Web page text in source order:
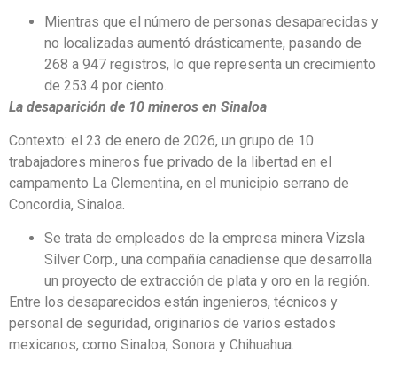
Mientras que el número de personas desaparecidas y
no localizadas aumentó drásticamente, pasando de
268 a 947 registros, lo que representa un crecimiento
de 253.4 por ciento.
La desaparición de 10 mineros en Sinaloa
Contexto: el 23 de enero de 2026, un grupo de 10
trabajadores mineros fue privado de la libertad en el
campamento La Clementina, en el municipio serrano de
Concordia, Sinaloa.
Se trata de empleados de la empresa minera Vizsla
Silver Corp., una compañía canadiense que desarrolla
un proyecto de extracción de plata y oro en la región.
Entre los desaparecidos están ingenieros, técnicos y
personal de seguridad, originarios de varios estados
mexicanos, como Sinaloa, Sonora y Chihuahua.